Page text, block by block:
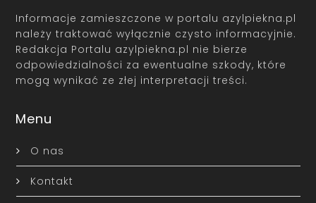
Informacje zamieszczone w portalu azylpiekna.pl
należy traktować wyłącznie czysto informacyjnie.
Redakcja Portalu azylpiekna.pl nie bierze
odpowiedzialności za ewentualne szkody, które
mogą wynikać ze złej interpretacji treści.
Menu
O nas
Kontakt